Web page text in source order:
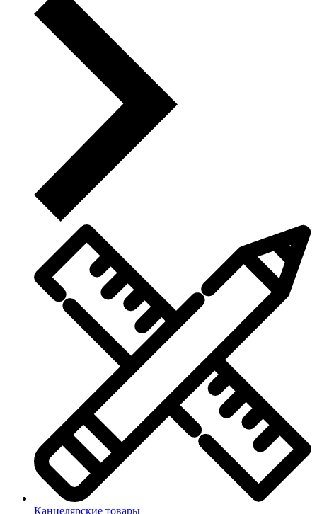
Канцелярские товары